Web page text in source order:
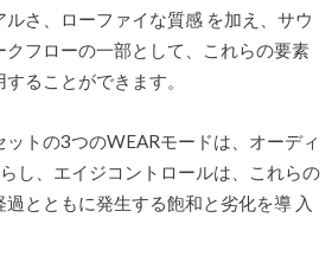
さ、ローファイな質感 を加え、サウ
クフローの一部として、これらの要素
ることができます。
トの3つのWEARモードは、オーディ
し、エイジコントロールは、これらの
とともに発生する飽和と劣化を導 入